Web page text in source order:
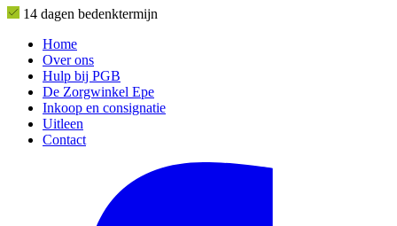
14 dagen bedenktermijn
Home
Over ons
Hulp bij PGB
De Zorgwinkel Epe
Inkoop en consignatie
Uitleen
Contact